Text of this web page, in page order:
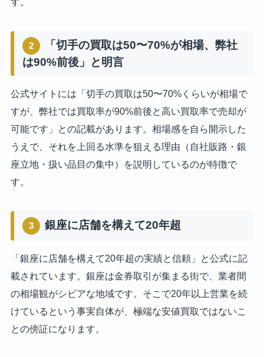
2
「切手の買取は50〜70%が相場、弊社
は90%前後」と明言
公式サイトには「切手の買取は50〜70%くらいが相場で
すが、弊社では買取率が90%前後と高い買取率で売却が
可能です」との記載があります。相場感を自ら開示した
うえで、それを上回る水準を狙える理由（自社販路・銀
座立地・扱い品目の集中）を説明しているのが特徴で
す。
3 銀座に店舗を構えて20年超
「銀座に店舗を構えて20年超の実績と信頼」と公式に記
載されています。銀座は金券取引が集まる街で、業者間
の相場観がシビアな地域です。そこで20年以上営業を続
けているという事実自体が、極端な安値買取ではないこ
との傍証になります。